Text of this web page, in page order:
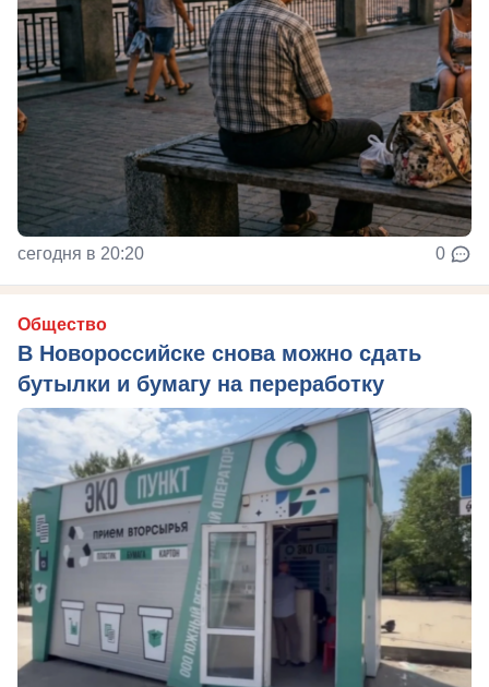
сегодня в 20:20 0
Общество
В Новороссийске снова можно сдать
бутылки и бумагу на переработку